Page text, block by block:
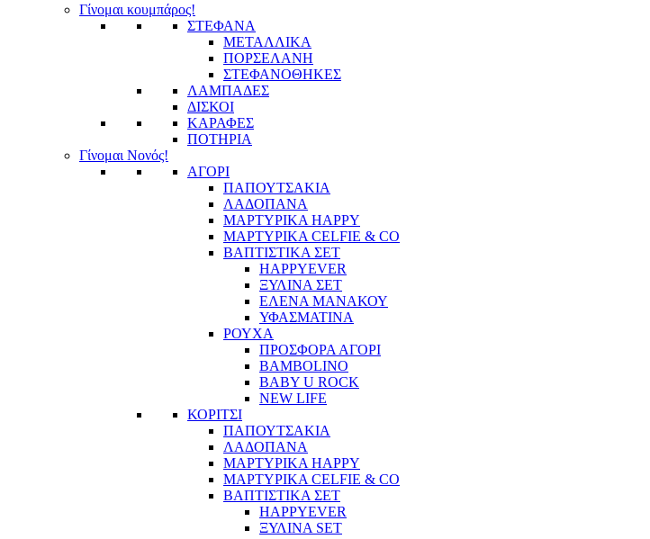
Γίνομαι κουμπάρος!
ΣΤΕΦΑΝΑ
ΜΕΤΑΛΛΙΚΑ
ΠΟΡΣΕΛΑΝΗ
ΣΤΕΦΑΝΟΘΗΚΕΣ
ΛΑΜΠΑΔΕΣ
ΔΙΣΚΟΙ
ΚΑΡΑΦΕΣ
ΠΟΤΗΡΙΑ
Γίνομαι Νονός!
ΑΓΟΡΙ
ΠΑΠΟΥΤΣΑΚΙΑ
ΛΑΔΟΠΑΝΑ
ΜΑΡΤΥΡΙΚΑ HAPPY
ΜΑΡΤΥΡΙΚΑ CELFIE & CO
ΒΑΠΤΙΣΤΙΚΑ ΣΕΤ
HAPPYEVER
ΞΥΛΙΝΑ ΣΕΤ
ΕΛΕΝΑ ΜΑΝΑΚΟΥ
ΥΦΑΣΜΑΤΙΝΑ
ΡΟΥΧΑ
ΠΡΟΣΦΟΡΑ ΑΓΟΡΙ
BAMBOLINO
BABY U ROCK
NEW LIFE
ΚΟΡΙΤΣΙ
ΠΑΠΟΥΤΣΑΚΙΑ
ΛΑΔΟΠΑΝΑ
ΜΑΡΤΥΡΙΚΑ HAPPY
ΜΑΡΤΥΡΙΚΑ CELFIE & CO
ΒΑΠΤΙΣΤΙΚΑ ΣΕΤ
HAPPYEVER
ΞΥΛΙΝΑ SET